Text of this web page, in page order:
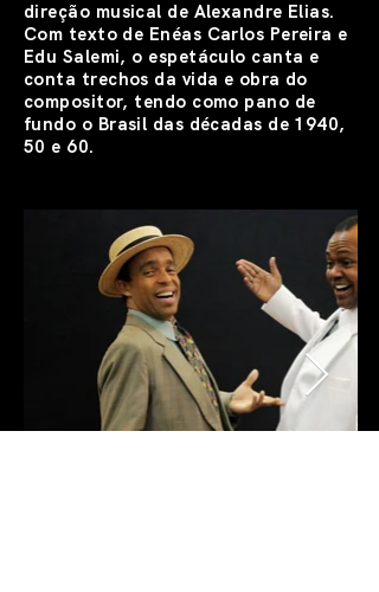
direção musical de Alexandre Elias.
Com texto de Enéas Carlos Pereira e
Edu Salemi, o espetáculo canta e
conta trechos da vida e obra do
compositor, tendo como pano de
fundo o Brasil das décadas de 1940,
50 e 60.